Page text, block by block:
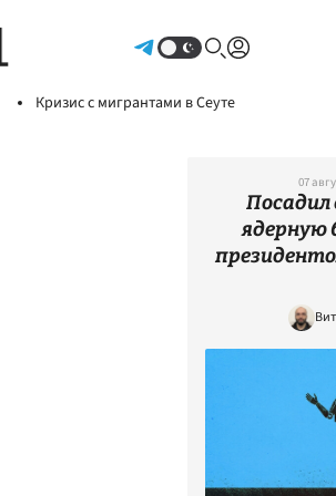
Кризис с мигрантами в Сеуте
07
Посадил
ядерную